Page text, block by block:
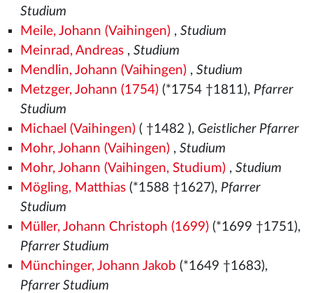
Studium
Meile, Johann (Vaihingen), Studium
Meinrad, Andreas, Studium
Mendlin, Johann (Vaihingen), Studium
Metzger, Johann (1754)(*1754 †1811), Pfarrer
Studium
Michael (Vaihingen)( †1482 ), Geistlicher Pfarrer
Mohr, Johann (Vaihingen), Studium
Mohr, Johann (Vaihingen, Studium), Studium
Mögling, Matthias(*1588 †1627), Pfarrer
Studium
Müller, Johann Christoph (1699)(*1699 †1751),
Pfarrer Studium
Münchinger, Johann Jakob (*1649 †1683),
Pfarrer Studium